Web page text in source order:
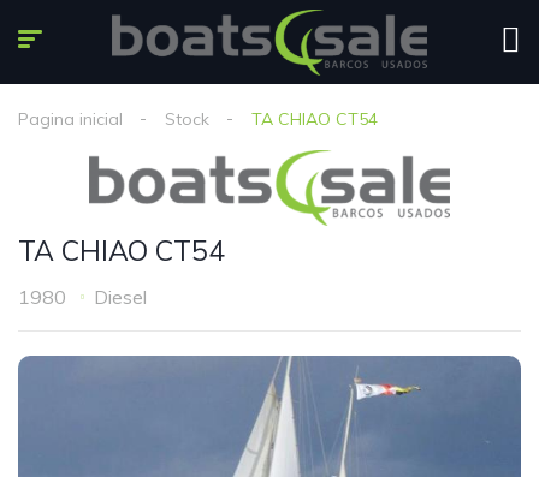
Pagina inicial Stock TA CHIAO CT54
TA CHIAO CT54
1980 Diesel